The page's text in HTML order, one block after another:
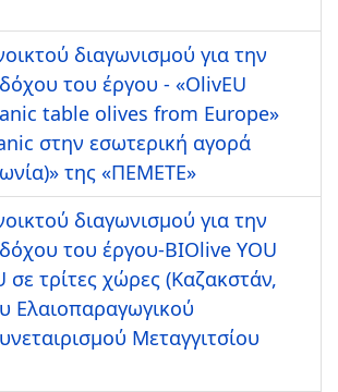
διαγωνισμού για την
του έργου - «OlivEU
table olives from Europe»
στην εσωτερική αγορά
της «ΠΕΜΕΤΕ»
διαγωνισμού για την
του έργου-BIOlive YOU
σε τρίτες χώρες (Καζακστάν,
Ελαιοπαραγωγικού
Μεταγγιτσίου